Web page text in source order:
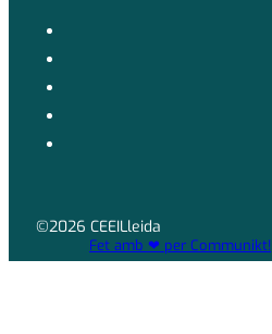
©2026 CEEILleida
Fet amb ❤ per Communikt!